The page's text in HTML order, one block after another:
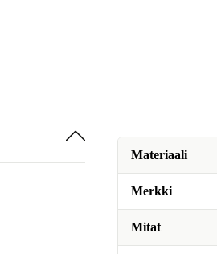
Materiaali
Merkki
Mitat